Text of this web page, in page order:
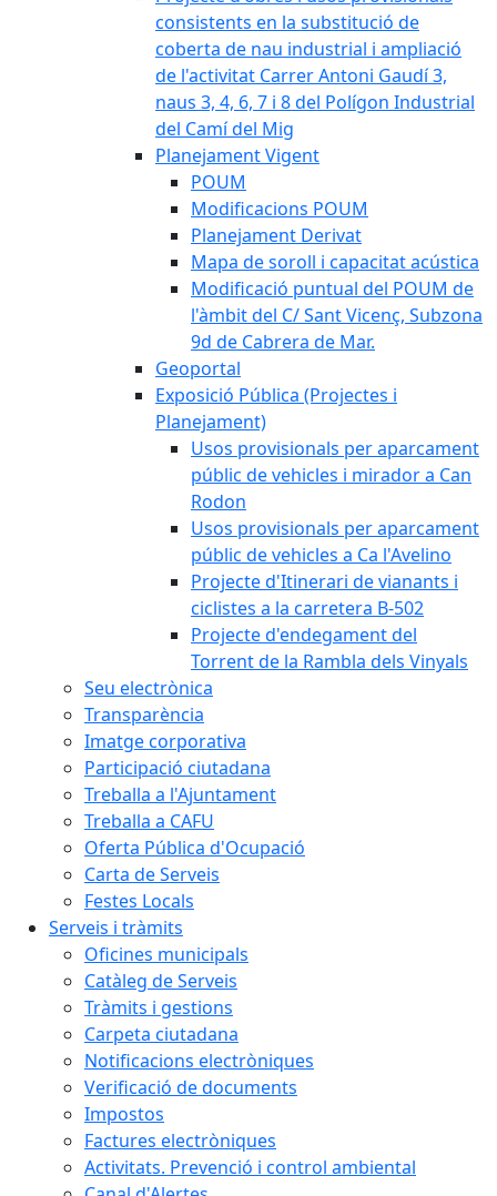
consistents en la substitució de
coberta de nau industrial i ampliació
de l'activitat Carrer Antoni Gaudí 3,
naus 3, 4, 6, 7 i 8 del Polígon Industrial
del Camí del Mig
Planejament Vigent
POUM
Modificacions POUM
Planejament Derivat
Mapa de soroll i capacitat acústica
Modificació puntual del POUM de
l'àmbit del C/ Sant Vicenç, Subzona
9d de Cabrera de Mar.
Geoportal
Exposició Pública (Projectes i
Planejament)
Usos provisionals per aparcament
públic de vehicles i mirador a Can
Rodon
Usos provisionals per aparcament
públic de vehicles a Ca l'Avelino
Projecte d'Itinerari de vianants i
ciclistes a la carretera B-502
Projecte d'endegament del
Torrent de la Rambla dels Vinyals
Seu electrònica
Transparència
Imatge corporativa
Participació ciutadana
Treballa a l'Ajuntament
Treballa a CAFU
Oferta Pública d'Ocupació
Carta de Serveis
Festes Locals
Serveis i tràmits
Oficines municipals
Catàleg de Serveis
Tràmits i gestions
Carpeta ciutadana
Notificacions electròniques
Verificació de documents
Impostos
Factures electròniques
Activitats. Prevenció i control ambiental